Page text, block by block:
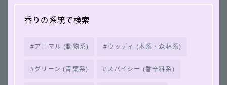
香りの系統で検索
アニマル (動物系) ウッディ (木系・森林系)
グリーン (青葉系) スパイシー (香辛料系)